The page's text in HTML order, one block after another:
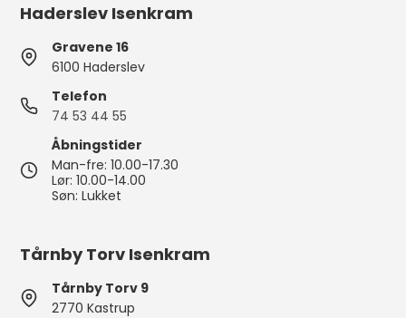
Haderslev Isenkram
Gravene 16
6100 Haderslev
Telefon
74 53 44 55
Åbningstider
Man-fre: 10.00-17.30
Lør: 10.00-14.00
Søn: Lukket
Tårnby Torv Isenkram
Tårnby Torv 9
2770 Kastrup